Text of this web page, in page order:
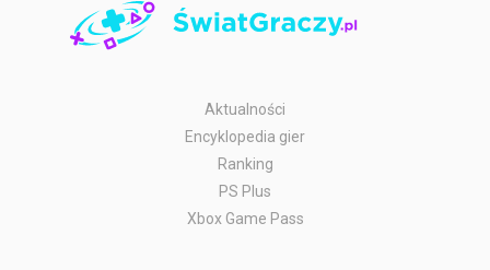
Aktualności
Encyklopedia gier
Ranking
PS Plus
Xbox Game Pass